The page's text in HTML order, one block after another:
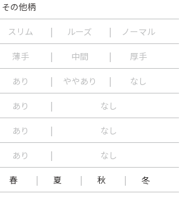
その他柄
スリム ルーズ ノーマル
薄手 中間 厚手
あり ややあり なし
あり なし
あり なし
あり なし
春 夏 秋 冬